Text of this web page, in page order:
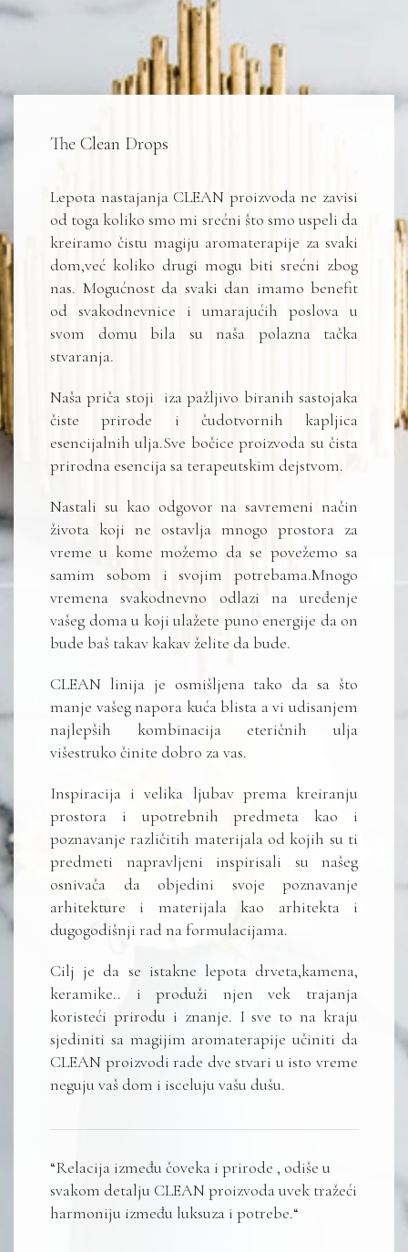
The Clean Drops
Lepota nastajanja CLEAN proizvoda ne zavisi
od toga koliko smo mi srećni što smo uspeli da
kreiramo čistu magiju aromaterapije za svaki
dom,već koliko drugi mogu biti srećni zbog
nas. Mogućnost da svaki dan imamo benefit
od svakodnevnice i umarajućih poslova u
svom domu bila su naša polazna tačka
stvaranja.
Naša priča stoji iza pažljivo biranih sastojaka
čiste prirode i čudotvornih kapljica
esencijalnih ulja.Sve bočice proizvoda su čista
prirodna esencija sa terapeutskim dejstvom.
Nastali su kao odgovor na savremeni način
života koji ne ostavlja mnogo prostora za
vreme u kome možemo da se povežemo sa
samim sobom i svojim potrebama.Mnogo
vremena svakodnevno odlazi na uređenje
vašeg doma u koji ulažete puno energije da on
bude baš takav kakav želite da bude.
CLEAN linija je osmišljena tako da sa što
manje vašeg napora kuća blista a vi udisanjem
najlepših kombinacija eteričnih ulja
višestruko činite dobro za vas.
Inspiracija i velika ljubav prema kreiranju
prostora i upotrebnih predmeta kao i
poznavanje različitih materijala od kojih su ti
predmeti napravljeni inspirisali su našeg
osnivača da objedini svoje poznavanje
arhitekture i materijala kao arhitekta i
dugogodišnji rad na formulacijama.
Cilj je da se istakne lepota drveta,kamena,
keramike.. i produži njen vek trajanja
koristeći prirodu i znanje. I sve to na kraju
sjediniti sa magijim aromaterapije učiniti da
CLEAN proizvodi rade dve stvari u isto vreme
neguju vaš dom i isceluju vašu dušu.
“Relacija između čoveka i prirode , odiše u
svakom detalju CLEAN proizvoda uvek tražeći
harmoniju između luksuza i potrebe.“